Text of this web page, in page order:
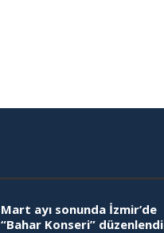
Mart ayı sonunda İzmir’de
“Bahar Konseri” düzenlendi